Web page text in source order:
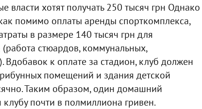
власти хотят получать 250 тысяч грн Однако
помимо оплаты аренды спорткомплекса,
в размере 140 тысяч грн для
стюардов, коммунальных,
к оплате за стадион, клуб должен
помещений и здания детской
Таким образом, один домашний
почти в полмиллиона гривен.